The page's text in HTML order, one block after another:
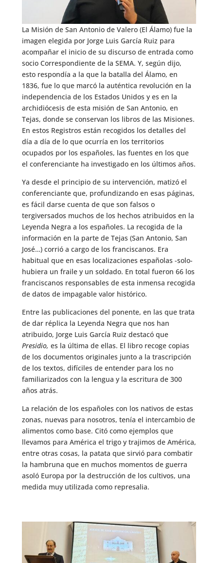
La Misión de San Antonio de Valero (El Álamo) fue la
imagen elegida por Jorge Luis García Ruiz para
acompañar el inicio de su discurso de entrada como
socio Correspondiente de la SEMA. Y, según dijo,
esto respondía a la que la batalla del Álamo, en
1836, fue lo que marcó la auténtica revolución en la
independencia de los Estados Unidos y es en la
archidiócesis de esta misión de San Antonio, en
Tejas, donde se conservan los libros de las Misiones.
En estos Registros están recogidos los detalles del
día a día de lo que ocurría en los territorios
ocupados por los españoles, las fuentes en los que
el conferenciante ha investigado en los últimos años.
Ya desde el principio de su intervención, matizó el
conferenciante que, profundizando en esas páginas,
es fácil darse cuenta de que son falsos o
tergiversados muchos de los hechos atribuidos en la
Leyenda Negra a los españoles. La recogida de la
información en la parte de Tejas (San Antonio, San
José…) corrió a cargo de los franciscanos. Era
habitual que en esas localizaciones españolas -solo-
hubiera un fraile y un soldado. En total fueron 66 los
franciscanos responsables de esta inmensa recogida
de datos de impagable valor histórico.
Entre las publicaciones del ponente, en las que trata
de dar réplica la Leyenda Negra que nos han
atribuido, Jorge Luis García Ruiz destacó que
Presidio, es la última de ellas. El libro recoge copias
de los documentos originales junto a la trascripción
de los textos, difíciles de entender para los no
familiarizados con la lengua y la escritura de 300
años atrás.
La relación de los españoles con los nativos de estas
zonas, nuevas para nosotros, tenía el intercambio de
alimentos como base. Citó como ejemplos que
llevamos para América el trigo y trajimos de América,
entre otras cosas, la patata que sirvió para combatir
la hambruna que en muchos momentos de guerra
asoló Europa por la destrucción de los cultivos, una
medida muy utilizada como represalia.